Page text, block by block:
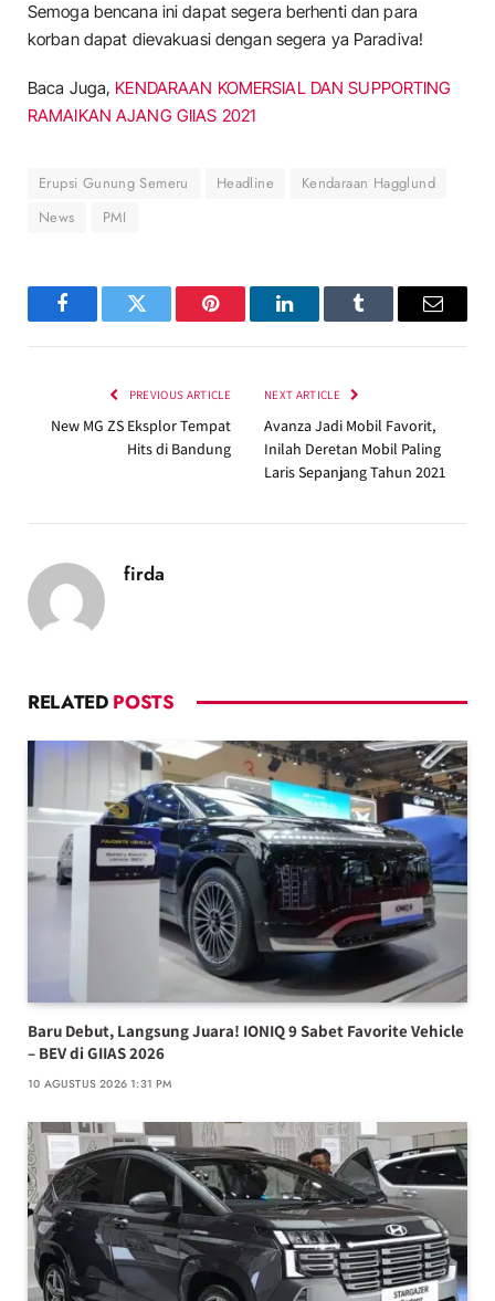
Semoga bencana ini dapat segera berhenti dan para
korban dapat dievakuasi dengan segera ya Paradiva!
Baca Juga, KENDARAAN KOMERSIAL DAN SUPPORTING
RAMAIKAN AJANG GIIAS 2021
Erupsi Gunung Semeru Headline
Kendaraan Hagglund
News
PMI
FacebookTwitter Pinterest LinkedInTumblr Email
PREVIOUS ARTICLE
New MG ZS Eksplor Tempat
Hits di Bandung
NEXT ARTICLE
Avanza Jadi Mobil Favorit,
Inilah Deretan Mobil Paling
Laris Sepanjang Tahun 2021
firda
RELATED POSTS
Baru Debut, Langsung Juara! IONIQ 9 Sabet Favorite Vehicle
– BEV di GIIAS 2026
10 AGUSTUS 2026 1:31 PM